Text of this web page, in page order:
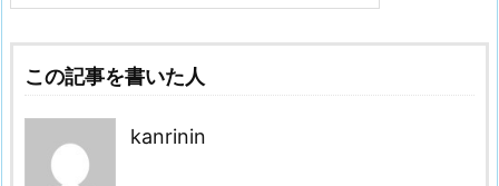
この記事を書いた人
kanrinin